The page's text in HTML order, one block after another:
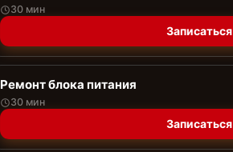
30 мин
Записаться
Ремонт блока питания
30 мин
Записаться